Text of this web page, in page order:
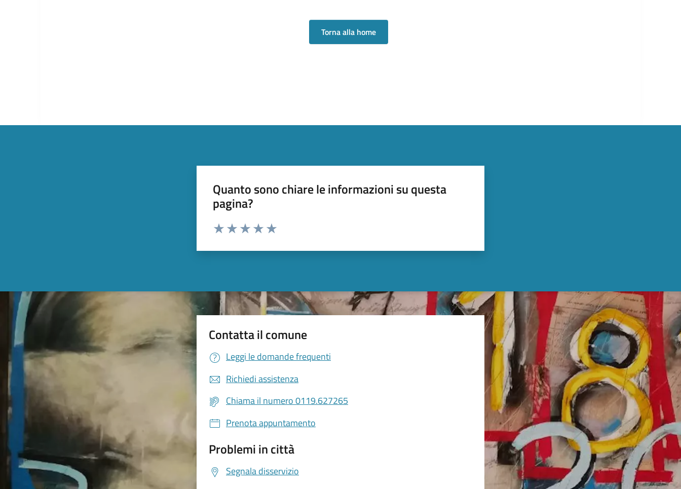
Torna alla home
Quanto sono chiare le informazioni su questa
pagina?
Valuta da 1 a 5 stelle la pagina
Contatta il comune
Leggi le domande frequenti
Richiedi assistenza
Chiama il numero 0119.627265
Prenota appuntamento
Problemi in città
Segnala disservizio